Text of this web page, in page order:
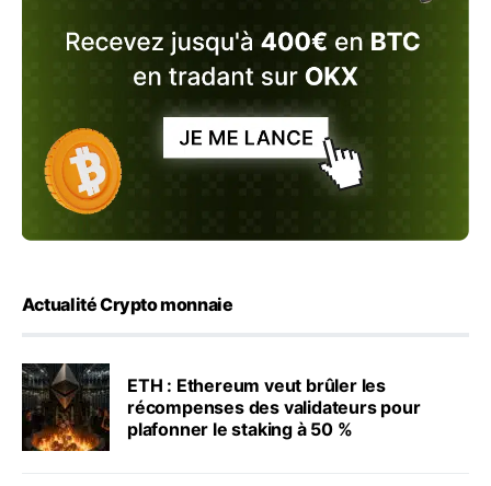
Actualité Crypto monnaie
ETH : Ethereum veut brûler les
récompenses des validateurs pour
plafonner le staking à 50 %